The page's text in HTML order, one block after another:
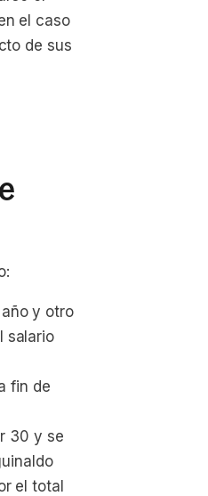
el caso
de sus
y otro
salario
fin de
30 y se
el total